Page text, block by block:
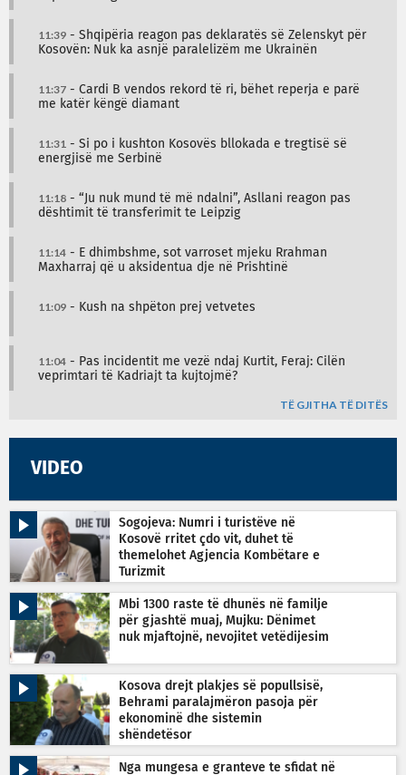
11:39 - Shqipëria reagon pas deklaratës së Zelenskyt për
Kosovën: Nuk ka asnjë paralelizëm me Ukrainën
11:37 - Cardi B vendos rekord të ri, bëhet reperja e parë
me katër këngë diamant
11:31 - Si po i kushton Kosovës bllokada e tregtisë së
energjisë me Serbinë
11:18 - “Ju nuk mund të më ndalni”, Asllani reagon pas
dështimit të transferimit te Leipzig
11:14 - E dhimbshme, sot varroset mjeku Rrahman
Maxharraj që u aksidentua dje në Prishtinë
11:09 - Kush na shpëton prej vetvetes
11:04 - Pas incidentit me vezë ndaj Kurtit, Feraj: Cilën
veprimtari të Kadriajt ta kujtojmë?
TË GJITHA TË DITËS
VIDEO
Sogojeva: Numri i turistëve në
Kosovë rritet çdo vit, duhet të
themelohet Agjencia Kombëtare e
Turizmit
Mbi 1300 raste të dhunës në familje
për gjashtë muaj, Mujku: Dënimet
nuk mjaftojnë, nevojitet vetëdijesim
Kosova drejt plakjes së popullsisë,
Behrami paralajmëron pasoja për
ekonominë dhe sistemin
shëndetësor
Nga mungesa e granteve te sfidat në